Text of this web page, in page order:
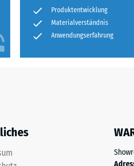
Produktentwicklung
Materialverständnis
Anwendungserfahrung